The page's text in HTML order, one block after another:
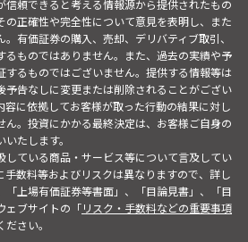
信頼できると考える情報源から提供されたもの
の正確性や完全性について意見を表明し、また
有価証券の購入、売却、デリバティブ取引、
るものではありません。また、過去の実績や予
するものではございません。提供する情報等は
予告なしに変更または削除されることがござい
容に依拠してお客様が取った行動の結果に対し
ん。投資にかかる最終決定は、お客様ご自身の
たします。
している商品・サービス等について言及してい
手数料等およびリスクは異なりますので、詳し
「上場有価証券等書面」、「目論見書」、「目
ェブサイトの「リスク・手数料などの重要事項
さい。